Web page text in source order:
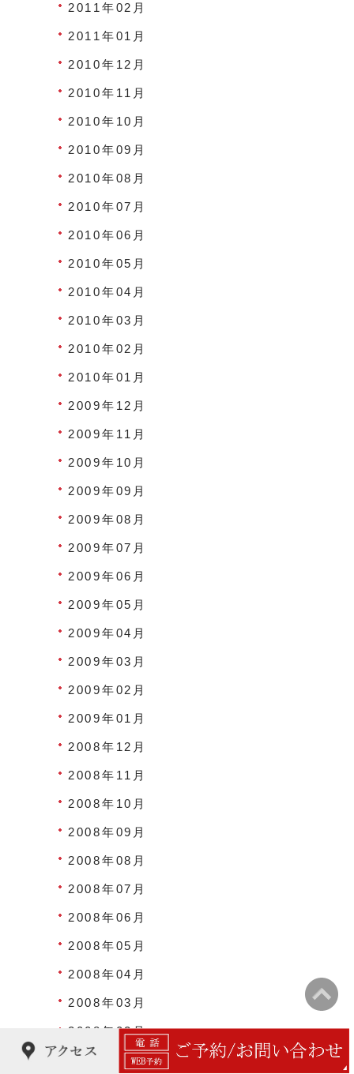
2011年02月
2011年01月
2010年12月
2010年11月
2010年10月
2010年09月
2010年08月
2010年07月
2010年06月
2010年05月
2010年04月
2010年03月
2010年02月
2010年01月
2009年12月
2009年11月
2009年10月
2009年09月
2009年08月
2009年07月
2009年06月
2009年05月
2009年04月
2009年03月
2009年02月
2009年01月
2008年12月
2008年11月
2008年10月
2008年09月
2008年08月
2008年07月
2008年06月
2008年05月
2008年04月
2008年03月
2008年02月
2008年01月